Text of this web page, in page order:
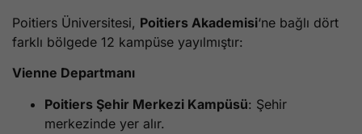
Poitiers Üniversitesi, Poitiers Akademisi‘ne bağlı dört
farklı bölgede 12 kampüse yayılmıştır:
Vienne Departmanı
Poitiers Şehir Merkezi Kampüsü: Şehir
merkezinde yer alır.